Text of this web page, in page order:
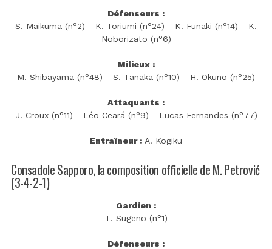
Défenseurs :
S. Maikuma (n°2) - K. Toriumi (n°24) - K. Funaki (n°14) - K.
Noborizato (n°6)
Milieux :
M. Shibayama (n°48) - S. Tanaka (n°10) - H. Okuno (n°25)
Attaquants :
J. Croux (n°11) - Léo Ceará (n°9) - Lucas Fernandes (n°77)
Entraîneur : A. Kogiku
Consadole Sapporo, la composition officielle de M. Petrović
(3-4-2-1)
Gardien :
T. Sugeno (n°1)
Défenseurs :